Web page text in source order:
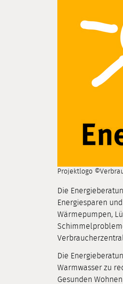
Projektlogo
Die
Energiesparen
Wärmepumpen,
Die
Warmwasser zu
Gesunden